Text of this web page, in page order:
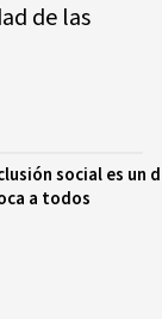
de las
social es un
a todos